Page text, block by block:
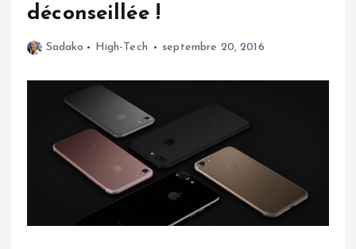
déconseillée !
Sadako High-Tech septembre 20, 2016